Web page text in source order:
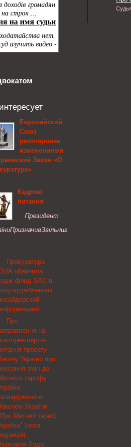
Европейский
Союз
разочарован
изменениями
Закон «О
в Закон
«О
без
демократию через
(«Венецианская
и Советом
...
Кадрові
питання
Президент
Прокуратура
обвинила
фонд SAC в
Про
на
перше
проекту
України про
змін до
тарифу
України
Митний тариф
(нова
Рада